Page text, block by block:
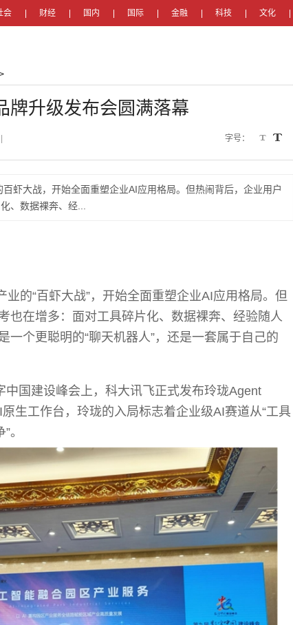
会 财经 国内 国际 金融 科技 文化
>
牌升级发布会圆满落幕
字号：
虾大战，开始全面重塑企业AI应用格局。但热闹背后，企业用户
、数据裸奔、经...
业的“百虾大战”，开始全面重塑企业AI应用格局。但
也在增多：面对工具碎片化、数据裸奔、经验随人
一个更聪明的“聊天机器人”，还是一套属于自己的
中国建设峰会上，科大讯飞正式发布玲珑Agent
生工作台，玲珑的入局标志着企业级AI赛道从“工具
。